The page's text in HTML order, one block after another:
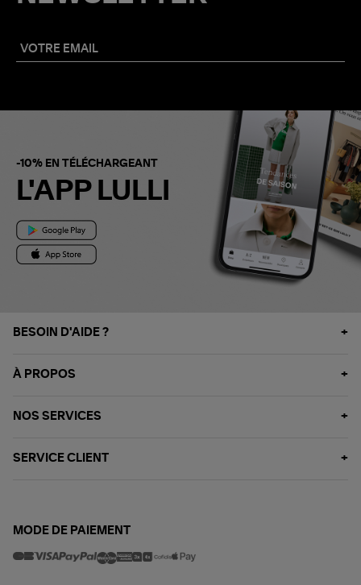
-10% EN TÉLÉCHARGEANT
L'APP LULLI
BESOIN D'AIDE ?
À PROPOS
NOS SERVICES
SERVICE CLIENT
MODE DE PAIEMENT